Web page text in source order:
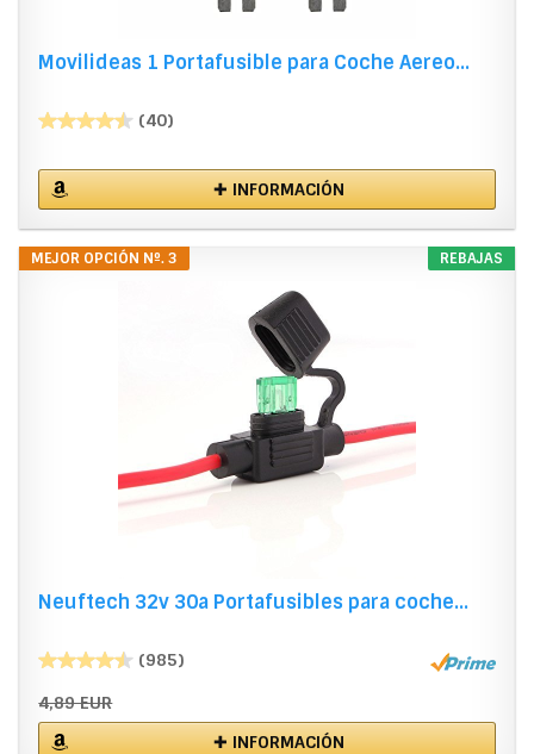
Movilideas 1 Portafusible para Coche Aereo...
(40)
✚ INFORMACIÓN
REBAJAS
MEJOR OPCIÓN Nº. 3
Neuftech 32v 30a Portafusibles para coche...
(985)
4,89 EUR
✚ INFORMACIÓN